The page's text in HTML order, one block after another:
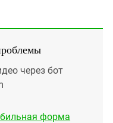
через бот
форма